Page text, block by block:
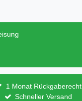
1 Monat Rückgaberecht
Schneller Versand